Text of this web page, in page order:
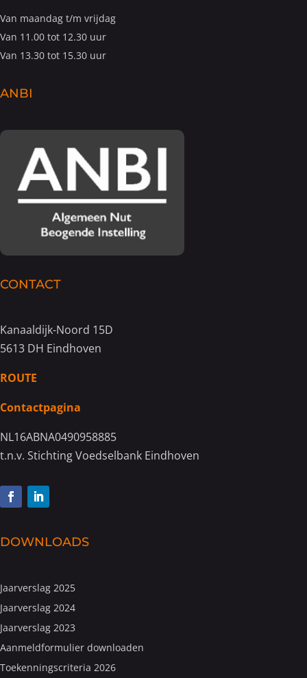
Van maandag t/m vrijdag
Van 11.00 tot 12.30 uur
Van 13.30 tot 15.30 uur
ANBI
CONTACT
Kanaaldijk-Noord 15D
5613 DH Eindhoven
ROUTE
Contactpagina
NL16ABNA0490958885
t.n.v. Stichting Voedselbank Eindhoven
DOWNLOADS
Jaarverslag 2025
Jaarverslag 2024
Jaarverslag 2023
Aanmeldformulier downloaden
Toekenningscriteria 2026